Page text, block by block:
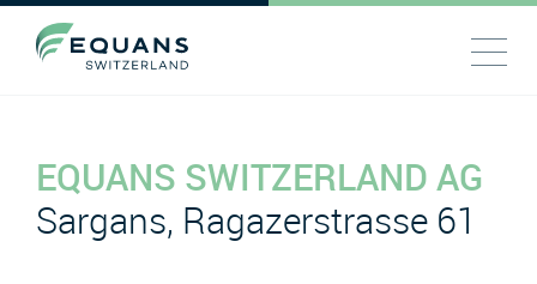
EQUANS SWITZERLAND AG
Sargans, Ragazerstrasse 61